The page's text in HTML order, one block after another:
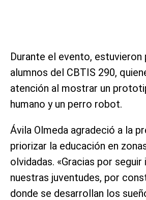
Durante el evento, estuvieron
alumnos del CBTIS 290,
atención al mostrar un
humano y un perro robot.
Ávila Olmeda agradeció a la
priorizar la educación en
olvidadas. «Gracias por seguir
nuestras juventudes, por
donde se desarrollan los